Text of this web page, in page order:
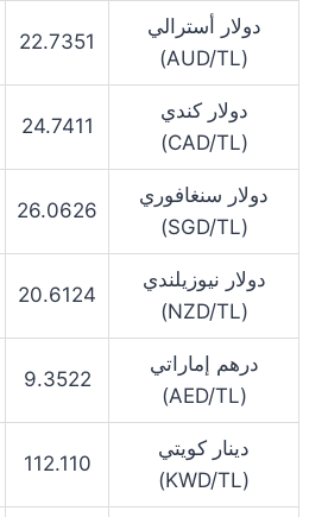
دولار أسترالي
(AUD/TL)
22.7351
دولار كندي
(CAD/TL)
24.7411
دولار سنغافوري
(SGD/TL)
26.0626
دولار نيوزيلندي
(NZD/TL)
20.6124
درهم إماراتي
(AED/TL)
9.3522
دينار كويتي
(KWD/TL)
112.110